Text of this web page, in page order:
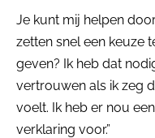
Je kunt mij helpen
zetten snel een keuze
geven? Ik heb dat
vertrouwen als ik zeg
voelt. Ik heb er nou
verklaring voor.”